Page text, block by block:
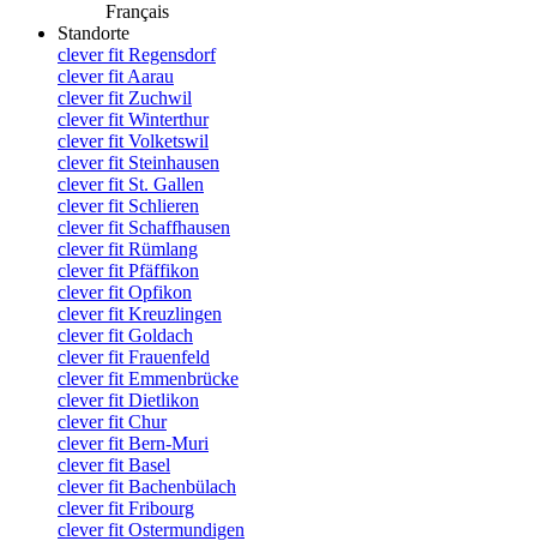
Français
Standorte
clever fit Regensdorf
clever fit Aarau
clever fit Zuchwil
clever fit Winterthur
clever fit Volketswil
clever fit Steinhausen
clever fit St. Gallen
clever fit Schlieren
clever fit Schaffhausen
clever fit Rümlang
clever fit Pfäffikon
clever fit Opfikon
clever fit Kreuzlingen
clever fit Goldach
clever fit Frauenfeld
clever fit Emmenbrücke
clever fit Dietlikon
clever fit Chur
clever fit Bern-Muri
clever fit Basel
clever fit Bachenbülach
clever fit Fribourg
clever fit Ostermundigen